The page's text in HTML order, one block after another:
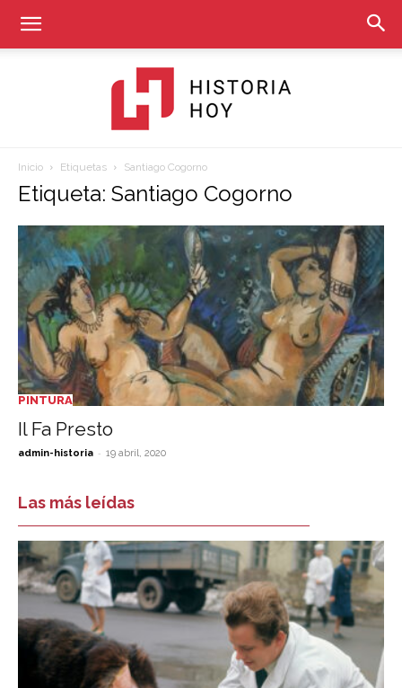
Historia
Hoy
Inicio Etiquetas Santiago Cogorno
Etiqueta: Santiago Cogorno
PINTURA
Il Fa Presto
admin-historia - 19 abril, 2020
Las más leídas